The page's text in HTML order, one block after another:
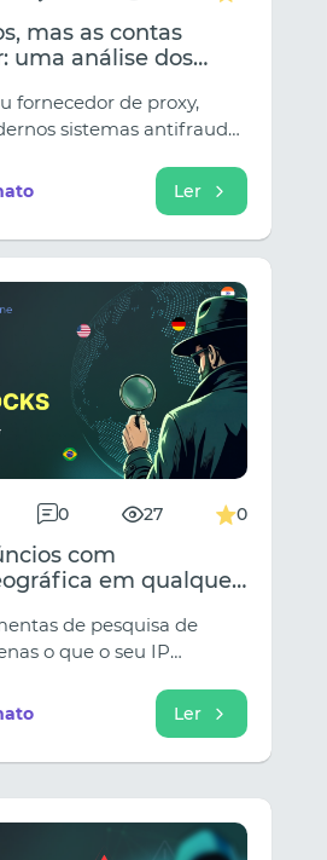
mas as contas
uma análise dos
fornecedor de proxy,
sistemas antifraude
IP; procuram
em todo o seu mapa
para saber como
a sua infraestrutura
dominó dos banimentos
um desconto exclusivo de
e fiáveis ​​da Prosox.
Ler
0 27 0
com
em qualquer
de pesquisa de
o que o seu IP
móveis para aceder a
em qualquer região
sinalizados ou terem a
Ler